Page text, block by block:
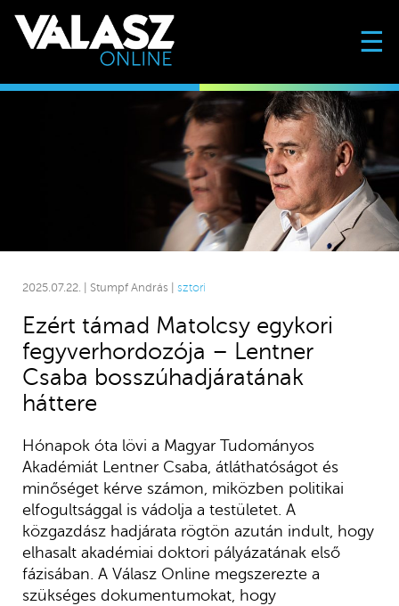
☰
2025.07.22. | Stumpf András | sztori
Ezért támad Matolcsy egykori
fegyverhordozója – Lentner
Csaba bosszúhadjáratának
háttere
Hónapok óta lövi a Magyar Tudományos
Akadémiát Lentner Csaba, átláthatóságot és
minőséget kérve számon, miközben politikai
elfogultsággal is vádolja a testületet. A
közgazdász hadjárata rögtön azután indult, hogy
elhasalt akadémiai doktori pályázatának első
fázisában. A Válasz Online megszerezte a
szükséges dokumentumokat, hogy